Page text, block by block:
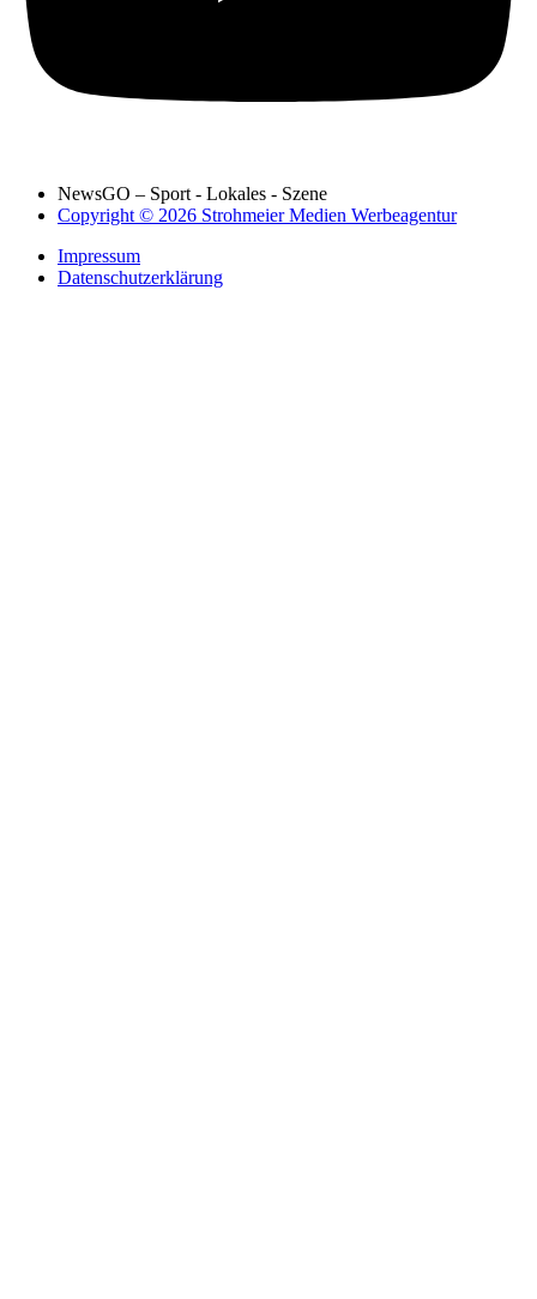
NewsGO – Sport - Lokales - Szene
Copyright © 2026 Strohmeier Medien Werbeagentur
Impressum
Datenschutzerklärung